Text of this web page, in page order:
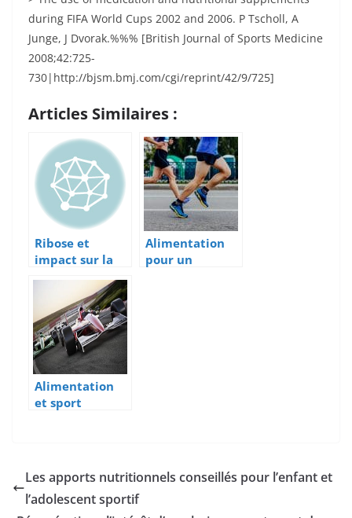
during FIFA World Cups 2002 and 2006. P Tscholl, A
Junge, J Dvorak.%%% [British Journal of Sports Medicine
2008;42:725-
730|http://bjsm.bmj.com/cgi/reprint/42/9/725]
Articles Similaires :
Ribose et
impact sur la
performance
sportive
Alimentation
pour un
Alimentation
et sport
Les apports nutritionnels conseillés pour l’enfant et
l’adolescent sportif